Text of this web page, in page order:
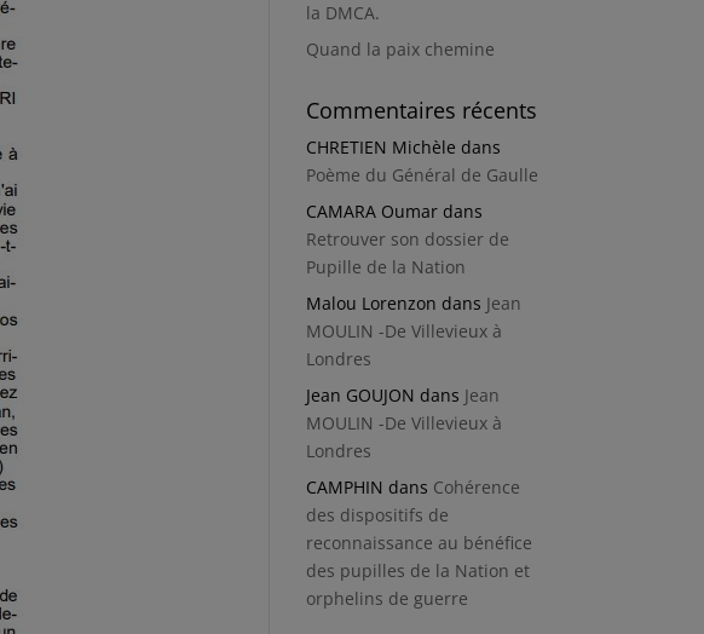
la DMCA.
Quand la paix chemine
Commentaires récents
CHRETIEN Michèle dans
Poème du Général de Gaulle
CAMARA Oumar dans
Retrouver son dossier de
Pupille de la Nation
Malou Lorenzon dans Jean
MOULIN -De Villevieux à
Londres
Jean GOUJON dans Jean
MOULIN -De Villevieux à
Londres
CAMPHIN dans Cohérence
des dispositifs de
reconnaissance au bénéfice
des pupilles de la Nation et
orphelins de guerre